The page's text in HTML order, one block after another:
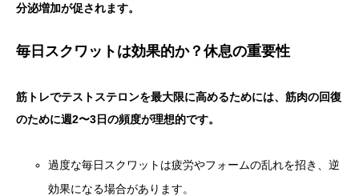
分泌増加が促されます。
毎日スクワットは効果的か？休息の重要性
筋トレでテストステロンを最大限に高めるためには、筋肉の回復
のために週2〜3日の頻度が理想的です。
過度な毎日スクワットは疲労やフォームの乱れを招き、逆
効果になる場合があります。